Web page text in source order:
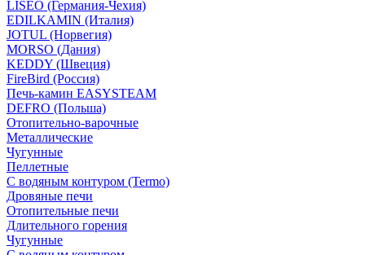
LISEO (Германия-Чехия)
EDILKAMIN (Италия)
JOTUL (Норвегия)
MORSO (Дания)
KEDDY (Швеция)
FireBird (Россия)
Печь-камин EASYSTEAM
DEFRO (Польша)
Отопительно-варочные
Металлические
Чугунные
Пеллетные
С водяным контуром (Termo)
Дровяные печи
Отопительные печи
Длительного горения
Чугунные